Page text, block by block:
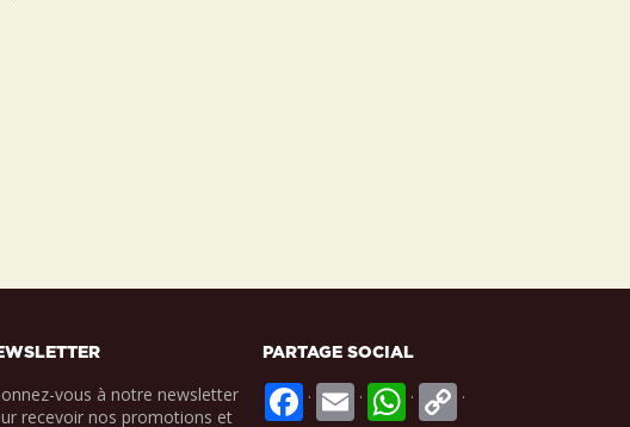
vous à notre newsletter
recevoir nos promotions et
PARTAGE SOCIAL
. . . .